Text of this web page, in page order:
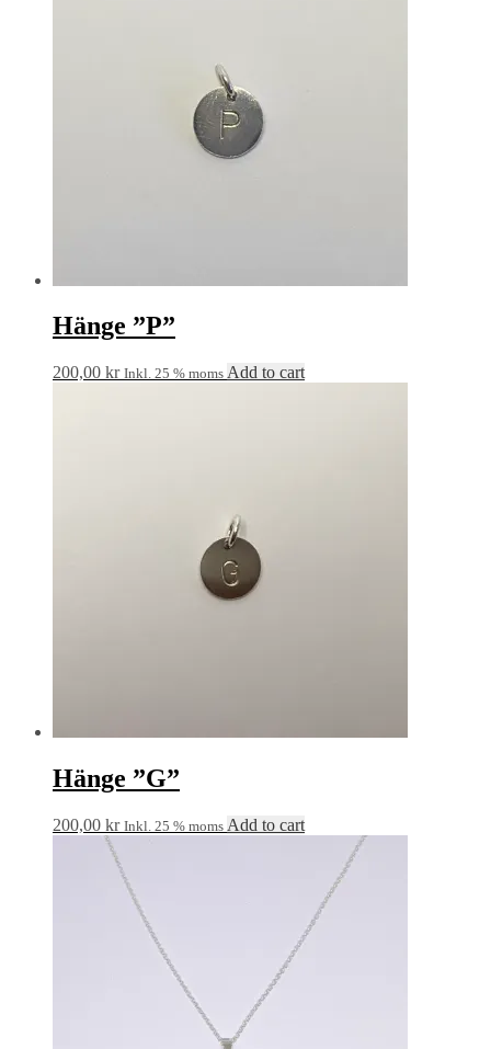
Hänge ”P”
200,00 kr Inkl. 25 % moms Add to cart
Hänge ”G”
200,00 kr Inkl. 25 % moms Add to cart